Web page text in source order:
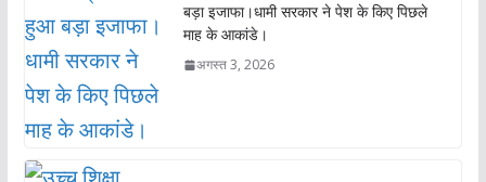
बड़ा इजाफा।धामी सरकार ने पेश के किए पिछले
माह के आकांडे।
अगस्त 3, 2026